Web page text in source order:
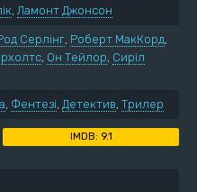
, Ламонт Джонсон
Серлінг, Роберт МакКорд,
, Он Тейлор, Сиріл
, Фентезі, Детектив, Трилер
9.1